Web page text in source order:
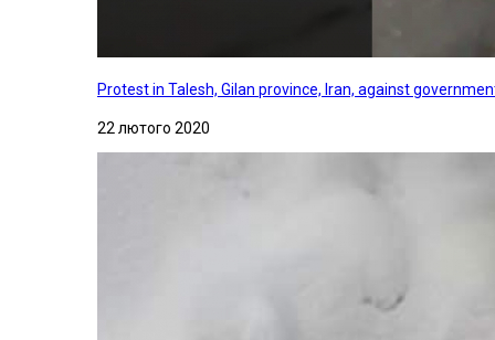
Protest in Talesh, Gilan province, Iran, against
22 лютого 2020